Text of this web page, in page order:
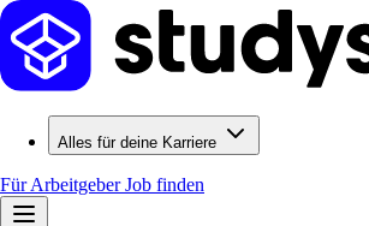
Alles für deine Karriere
Für ArbeitgeberJob finden